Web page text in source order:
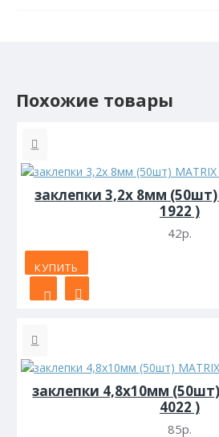
Похожие товары
заклепки 3,2х 8мм (50шт)
1922 )
42р.
КУПИТЬ
заклепки 4,8х10мм
4022 )
85р.